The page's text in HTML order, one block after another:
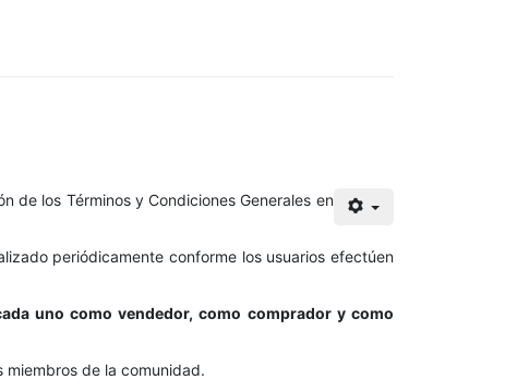
de los Términos y Condiciones Generales en
periódicamente conforme los usuarios efectúen
uno como vendedor, como comprador y como
de la comunidad.